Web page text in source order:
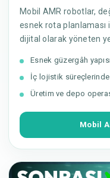
Mobil AMR robotlar,
esnek rota planlaması
dijital olarak yöneten
Esnek güzergâh
İç lojistik süreçlerinde
Üretim ve depo
Mobil